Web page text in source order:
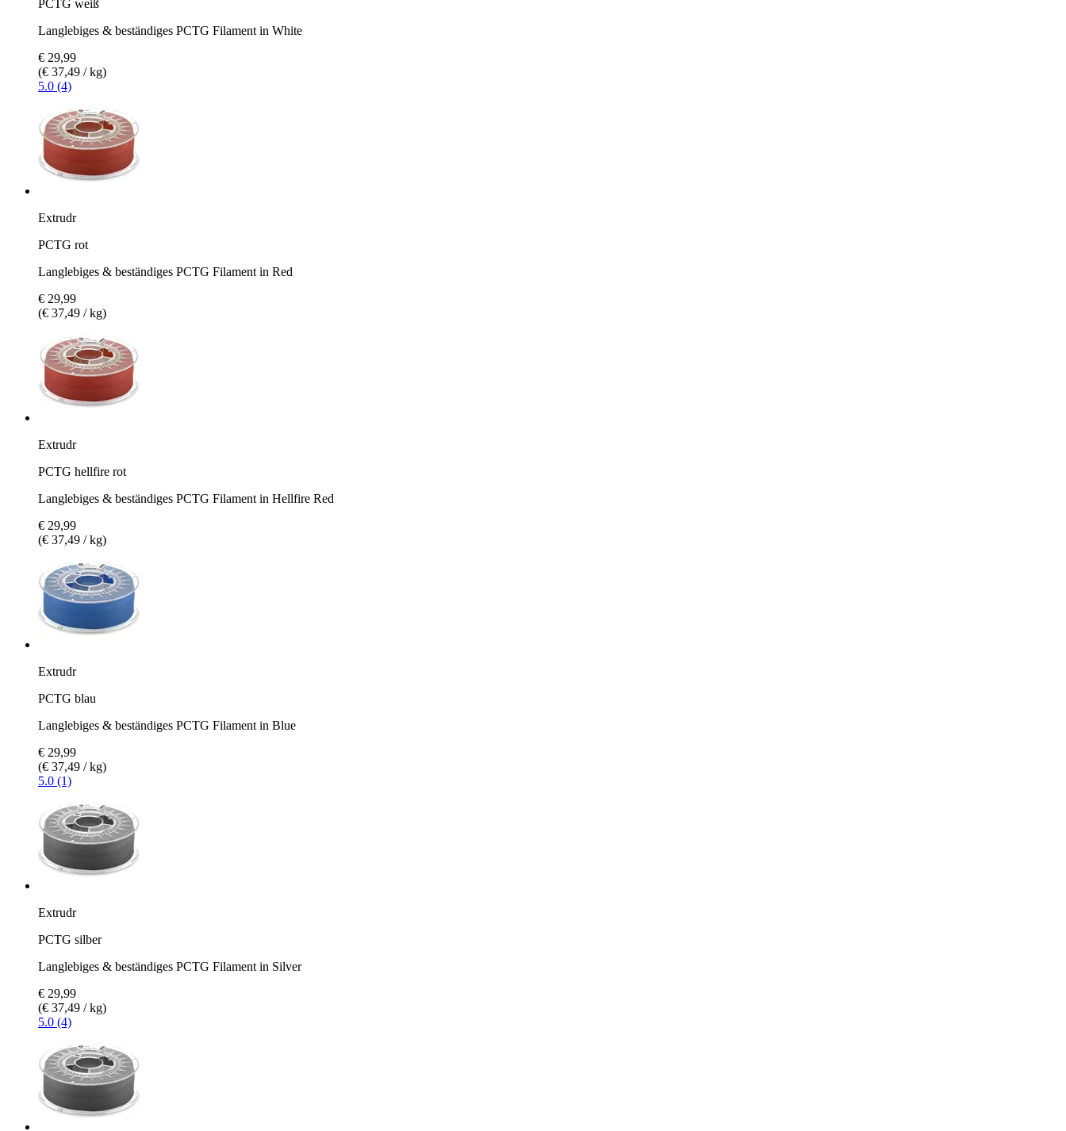
PCTG weiß
Langlebiges & beständiges PCTG Filament in White
€ 29,99
(€ 37,49 / kg)
5.0 (4)
Extrudr
PCTG rot
Langlebiges & beständiges PCTG Filament in Red
€ 29,99
(€ 37,49 / kg)
Extrudr
PCTG hellfire rot
Langlebiges & beständiges PCTG Filament in Hellfire Red
€ 29,99
(€ 37,49 / kg)
Extrudr
PCTG blau
Langlebiges & beständiges PCTG Filament in Blue
€ 29,99
(€ 37,49 / kg)
5.0 (1)
Extrudr
PCTG silber
Langlebiges & beständiges PCTG Filament in Silver
€ 29,99
(€ 37,49 / kg)
5.0 (4)